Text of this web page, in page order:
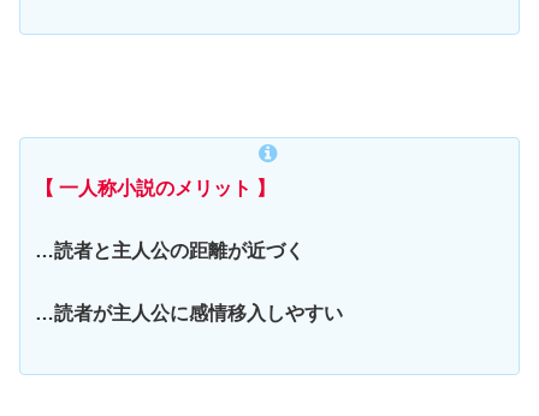
【 一人称小説のメリット 】
…読者と主人公の距離が近づく
…読者が主人公に感情移入しやすい